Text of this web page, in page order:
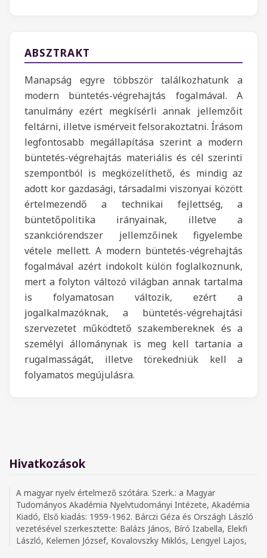
ABSZTRAKT
Manapság egyre többször találkozhatunk a
modern büntetés-végrehajtás fogalmával. A
tanulmány ezért megkísérli annak jellemzőit
feltárni, illetve ismérveit felsorakoztatni. Írásom
legfontosabb megállapítása szerint a modern
büntetés-végrehajtás materiális és cél szerinti
szempontból is megközelíthető, és mindig az
adott kor gazdasági, társadalmi viszonyai között
értelmezendő a technikai fejlettség, a
büntetőpolitika irányainak, illetve a
szankciórendszer jellemzőinek figyelembe
vétele mellett. A modern büntetés-végrehajtás
fogalmával azért indokolt külön foglalkoznunk,
mert a folyton változó világban annak tartalma
is folyamatosan változik, ezért a
jogalkalmazóknak, a büntetés-végrehajtási
szervezetet működtető szakembereknek és a
személyi állománynak is meg kell tartania a
rugalmasságát, illetve törekedniük kell a
folyamatos megújulásra.
Hivatkozások
A magyar nyelv értelmező szótára. Szerk.: a Magyar
Tudományos Akadémia Nyelvtudományi Intézete, Akadémia
Kiadó, Első kiadás: 1959-1962. Bárczi Géza és Országh László
vezetésével szerkesztette: Balázs János, Bíró Izabella, Elekfi
László, Kelemen József, Kovalovszky Miklós, Lengyel Lajos,